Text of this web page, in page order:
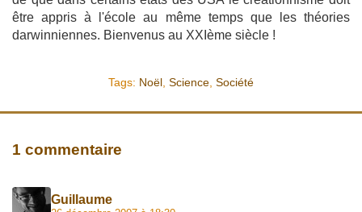
être appris à l'école au même temps que les théories
darwinniennes. Bienvenus au XXIème siècle !
Tags: Noël Science Société
1 commentaire
Guillaume